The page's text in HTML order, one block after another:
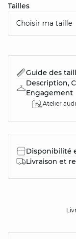
Tailles
Choisir ma taille
Guide des
Description,
Engagement
Atelier
Disponibilité
Livraison et